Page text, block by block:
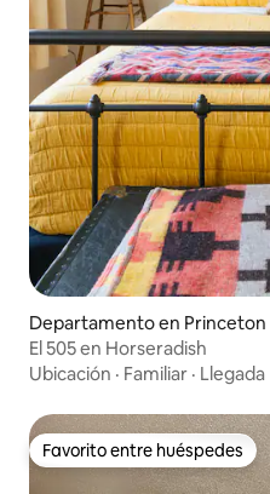
Departamento en Princeton
El 505 en Horseradish
Ubicación · Familiar · Llegada
Favorito entre huéspedes
Favorito entre huéspedes